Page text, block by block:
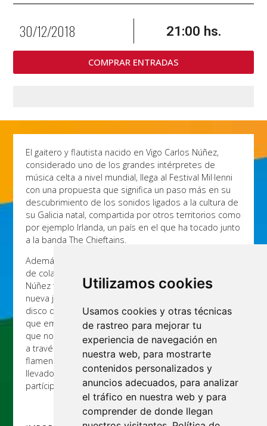
Utilizamos cookies
Usamos cookies y otras técnicas
de rastreo para mejorar tu
experiencia de navegación en
nuestra web, para mostrarte
contenidos personalizados y
anuncios adecuados, para analizar
el tráfico en nuestra web y para
comprender de donde llegan
30/12/2018 21:00 hs.
COMPRAR ENTRADAS
El gaitero y flautista nacido en Vigo Carlos Núñez,
considerado uno de los grandes intérpretes de
música celta a nivel mundial, llega al Festival Mil·lenni
con una propuesta que significa un paso más en su
descubrimiento de los sonidos ligados a la cultura de
su Galicia natal, compartida por otros territorios como
por ejemplo Irlanda, un país en el que ha tocado junto
a la banda The Chieftains.
Además de una amplia discografía y un buen número
de colaboraciones con artistas de gran prestigio, a
Núñez también se le atribuye el mérito de iniciar una
nueva juventud de la música celta, con su aclamado
disco de debutA irmandade das estrelas (1996), con el
que emprendía un recorrido de nueve álbumes en el
que no ha dejado de explorar los sonidos de su tierra
a través de la fusión con otros estilos como el
flamenco o el pop. Una investigación sin fin que lo ha
llevado a viajar alrededor del mundo y de la cual hace
partícipe a todos los que llenan sus conciertos.